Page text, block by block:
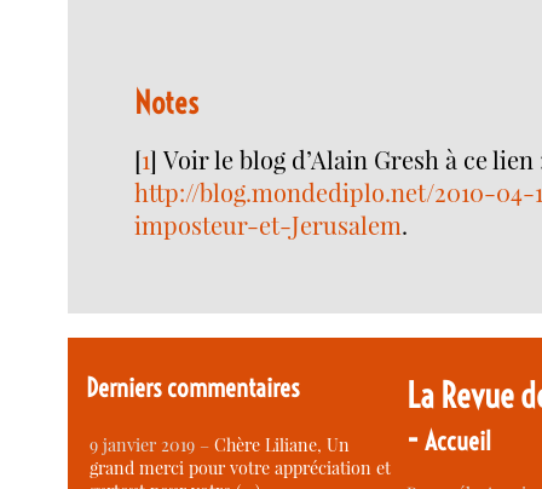
Notes
[1]Voir le blog d’Alain Gresh à ce lien
http://blog.mondediplo.net/2010-
imposteur-et-Jerusalem.
Derniers commentaires
9 janvier 2019 –Chère Liliane, Un
grand merci pour votre appréciation et
La Revue
-Accueil